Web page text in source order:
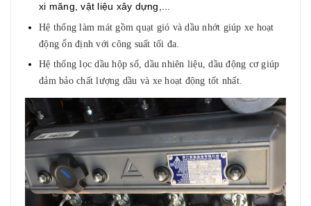
xi măng, vật liệu xây dựng,...
Hệ thống làm mát gồm quạt gió và dầu nhớt giúp xe hoạt
động ổn định với công suất tối đa.
Hệ thống lọc dầu hộp số, dầu nhiên liệu, dầu động cơ giúp
đảm bảo chất lượng dầu và xe hoạt động tốt nhất.